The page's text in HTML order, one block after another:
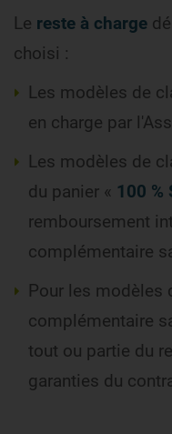
Le reste à charge
choisi :
Les modèles de
en charge par
Les modèles de
du panier « 100 %
remboursement
complémentaire
Pour les modèles
complémentaire
tout ou partie du
garanties du